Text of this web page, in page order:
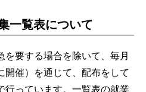
一覧表について
要する場合を除いて、毎月
開催）を通じて、配布をして
行っています。一覧表の就業